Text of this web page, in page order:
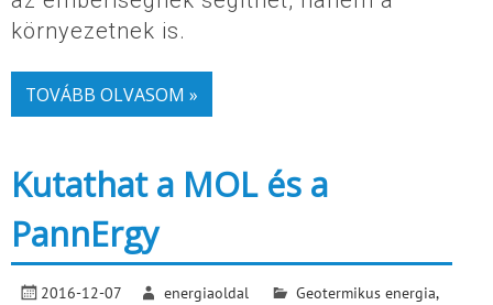
környezetnek is.
TOVÁBB OLVASOM »
Kutathat a MOL és a
PannErgy
2016-12-07 energiaoldal Geotermikus energia,